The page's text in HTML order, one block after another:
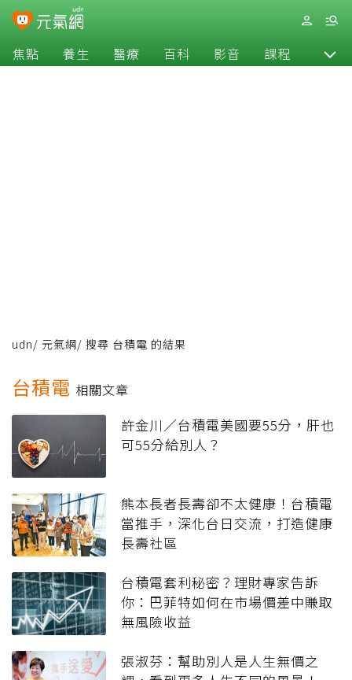
焦點 養生 醫療 百科 影音 課程 退休
udn/ 元氣網/ 搜尋 台積電 的結果
台積電 相關文章
許金川／台積電美國要55分，肝也
可55分給別人？
熊本長者長壽卻不太健康！台積電
當推手，深化台日交流，打造健康
長壽社區
台積電套利秘密？理財專家告訴
你：巴菲特如何在市場價差中賺取
無風險收益
張淑芬：幫助別人是人生無價之